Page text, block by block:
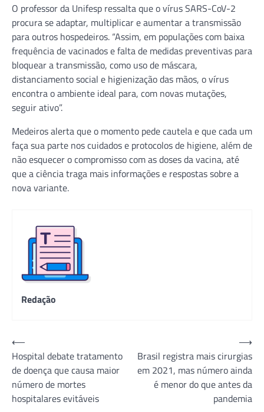
O professor da Unifesp ressalta que o vírus SARS-CoV-2
procura se adaptar, multiplicar e aumentar a transmissão
para outros hospedeiros. “Assim, em populações com baixa
frequência de vacinados e falta de medidas preventivas para
bloquear a transmissão, como uso de máscara,
distanciamento social e higienização das mãos, o vírus
encontra o ambiente ideal para, com novas mutações,
seguir ativo”.
Medeiros alerta que o momento pede cautela e que cada um
faça sua parte nos cuidados e protocolos de higiene, além de
não esquecer o compromisso com as doses da vacina, até
que a ciência traga mais informações e respostas sobre a
nova variante.
Redação
Navegação
de
Post
⟵
Hospital debate tratamento
de doença que causa maior
número de mortes
hospitalares evitáveis
Brasil registra mais cirurgias
em 2021, mas número ainda
é menor do que antes da
pandemia
⟶